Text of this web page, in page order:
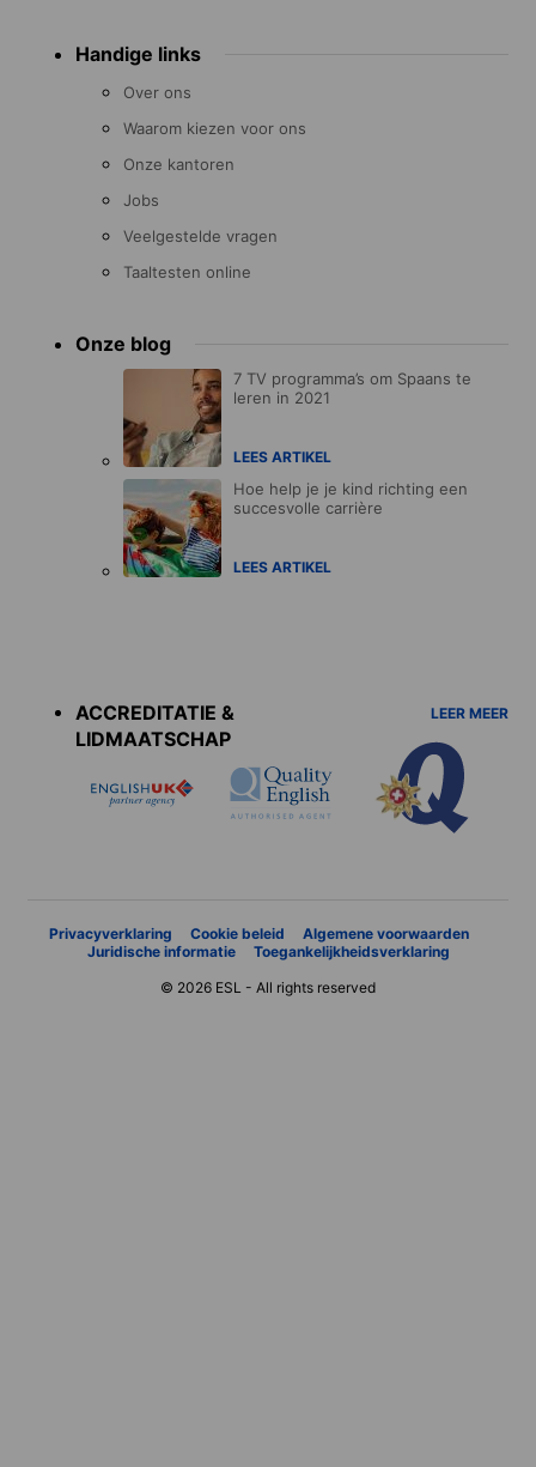
Handige links
Over ons
Waarom kiezen voor ons
Onze kantoren
Jobs
Veelgestelde vragen
Taaltesten online
Onze blog
7 TV programma’s om Spaans te
leren in 2021
LEES ARTIKEL
Hoe help je je kind richting een
succesvolle carrière
LEES ARTIKEL
ACCREDITATIE &
LIDMAATSCHAP
LEER MEER
Privacyverklaring Cookie beleid
Algemene voorwaarden
Juridische informatie
Toegankelijkheidsverklaring
© 2026 ESL - All rights reserved